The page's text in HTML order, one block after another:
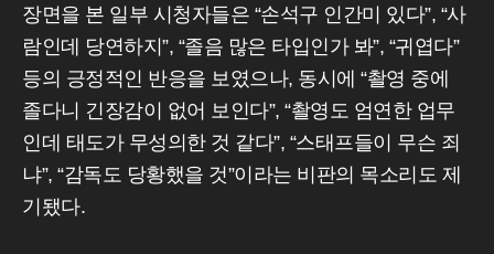
장면을 본 일부 시청자들은 “손석구 인간미 있다”, “사
람인데 당연하지”, “졸음 많은 타입인가 봐”, “귀엽다”
등의 긍정적인 반응을 보였으나, 동시에 “촬영 중에
졸다니 긴장감이 없어 보인다”, “촬영도 엄연한 업무
인데 태도가 무성의한 것 같다”, “스태프들이 무슨 죄
냐”, “감독도 당황했을 것”이라는 비판의 목소리도 제
기됐다.